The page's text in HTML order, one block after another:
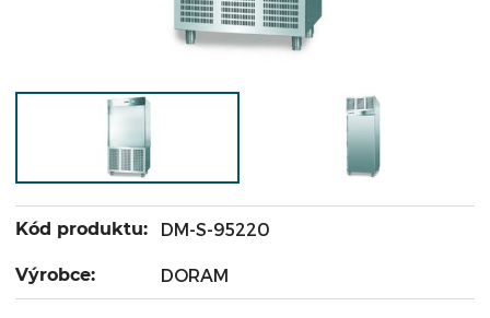
Kód produktu: DM-S-95220
Výrobce: DORAM